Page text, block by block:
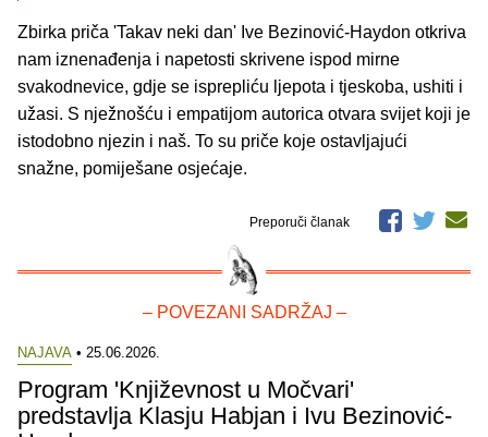
Zbirka priča 'Takav neki dan' Ive Bezinović-Haydon otkriva
nam iznenađenja i napetosti skrivene ispod mirne
svakodnevice, gdje se isprepliću ljepota i tjeskoba, ushiti i
užasi. S nježnošću i empatijom autorica otvara svijet koji je
istodobno njezin i naš. To su priče koje ostavljajući
snažne, pomiješane osjećaje.
Preporuči članak
– POVEZANI SADRŽAJ –
NAJAVA • 25.06.2026.
Program 'Književnost u Močvari'
predstavlja Klasju Habjan i Ivu Bezinović-